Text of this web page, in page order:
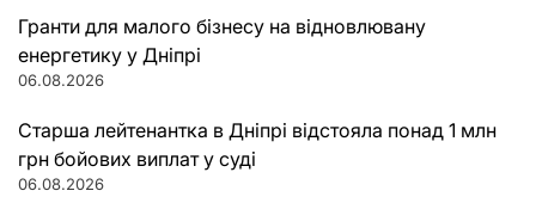
Гранти для малого бізнесу на відновлювану
енергетику у Дніпрі
06.08.2026
Старша лейтенантка в Дніпрі відстояла понад 1 млн
грн бойових виплат у суді
06.08.2026